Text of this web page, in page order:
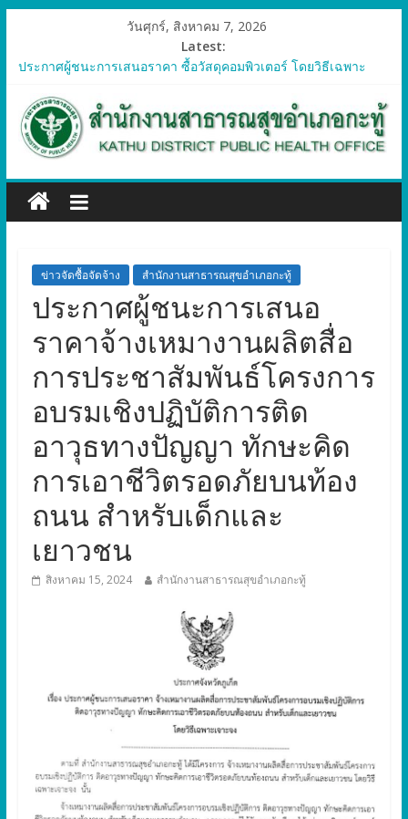
วันศุกร์, สิงหาคม 7, 2026
Latest:
ประกาศผู้ชนะการเสนอราคา ซื้อวัสดุคอมพิวเตอร์ โดยวิธีเฉพาะ
ประกาศผู้ชนะการเสนอราคา จัดซื้อวัสดุทางการแพทย์สำหรับ
โครงการป้องกันควบคุมโรคติดต่อและภัยสุขภาพในแรงงานต่างด้าว
อำเภอกะทู้ ปี 2569
เจาะจง
ประกาศผู้ชนะการเสนอรา ซื้อวัสดุงานบ้านงานครัว โดยวิธีเฉพาะ
เจาะจง
เจาะจงข่าวจัดซื้อจัดจ้าง สำนักงานสาธารณสุขอำเภอกะทู้
ประกาศผู้ชนะการเสนอ
ราคาจ้างเหมางานผลิตสื่อ
การประชาสัมพันธ์โครงการ
อบรมเชิงปฏิบัติการติด
อาวุธทางปัญญา ทักษะคิด
การเอาชีวิตรอดภัยบนท้อง
ถนน สำหรับเด็กและ
เยาวชน
สิงหาคม 15, 2024 สำนักงานสาธารณสุขอำเภอกะทู้